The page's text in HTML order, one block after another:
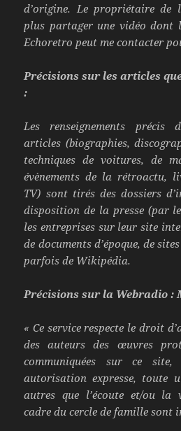
d’origine. Le propriétaire de
plus partager une vidéo dont
Echoretro peut me contacter
Précisions sur les articles
:
Les renseignements précis
articles (biographies,
techniques de voitures, de
évènements de la rétroactu,
TV) sont tirés des dossiers
disposition de la presse (par
les entreprises sur leur site
de documents d’époque, de
parfois de Wikipédia.
Précisions sur la Webradio :
« Ce service respecte le droit
des auteurs des œuvres
communiquées sur ce site,
autorisation expresse, toute
autres que l’écoute et/ou la
cadre du cercle de famille sont